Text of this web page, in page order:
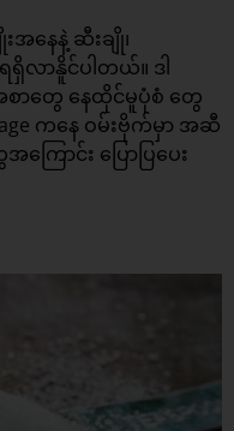
နေနဲ့ ဆီးချို၊
ရှိလာနိူင်ပါတယ်။ ဒါ
ာတွေ နေထိုင်မူပုံစံ တွေ
ကနေ ဝမ်းဗိုက်မှာ အဆီ
ောင်း ပြောပြပေး